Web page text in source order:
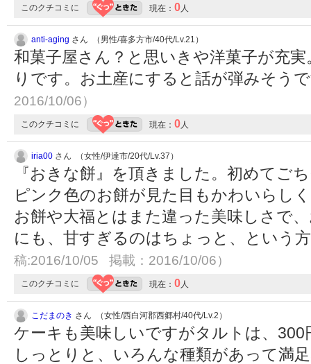
このクチコミに 現在： 0 人
anti-aging さん （男性/喜多方市/40代/Lv.21）
和菓子屋さん？と思いきや洋菓子が充
りです。お土産にすると話が弾みそう
2016/10/06）
このクチコミに 現在： 0 人
iria00 さん （女性/伊達市/20代/Lv.37）
『おきな餅』を頂きました。初めてご
ピンク色のお餅が見た目もかわいらし
お餅や大福とはまた違った美味しさで
にも、甘すぎるのはちょっと、という
稿:2016/10/05 掲載：2016/10/06）
このクチコミに 現在： 0 人
こだまのき さん （女性/西白河郡西郷村/40代/Lv.2）
ケーキも美味しいですがタルトは、
しっとりと、いろんな種類があって満